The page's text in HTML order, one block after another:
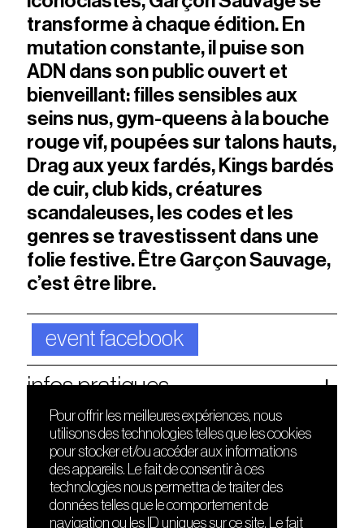
transforme à chaque édition. En
mutation constante, il puise son
ADN dans son public ouvert et
bienveillant: filles sensibles aux
seins nus, gym-queens à la bouche
rouge vif, poupées sur talons hauts,
Drag aux yeux fardés, Kings bardés
de cuir, club kids, créatures
scandaleuses, les codes et les
genres se travestissent dans une
folie festive. Être Garçon Sauvage,
c’est être libre.
event facebook
infos pratiques
DÉCOUVRIR
Le lieu
Contact
Presse
Cours de DJing
FRIENDS
Nuits sonores
HEAT
Hôtel71
La Gaîté Lyrique
Pour offrir les meilleures expériences, nous
utilisons des technologies telles que les cookies
pour stocker et/ou accéder aux informations
des appareils. Le fait de consentir à ces
technologies nous permettra de traiter des
données telles que le comportement de
navigation ou les ID uniques sur ce site. Le fait